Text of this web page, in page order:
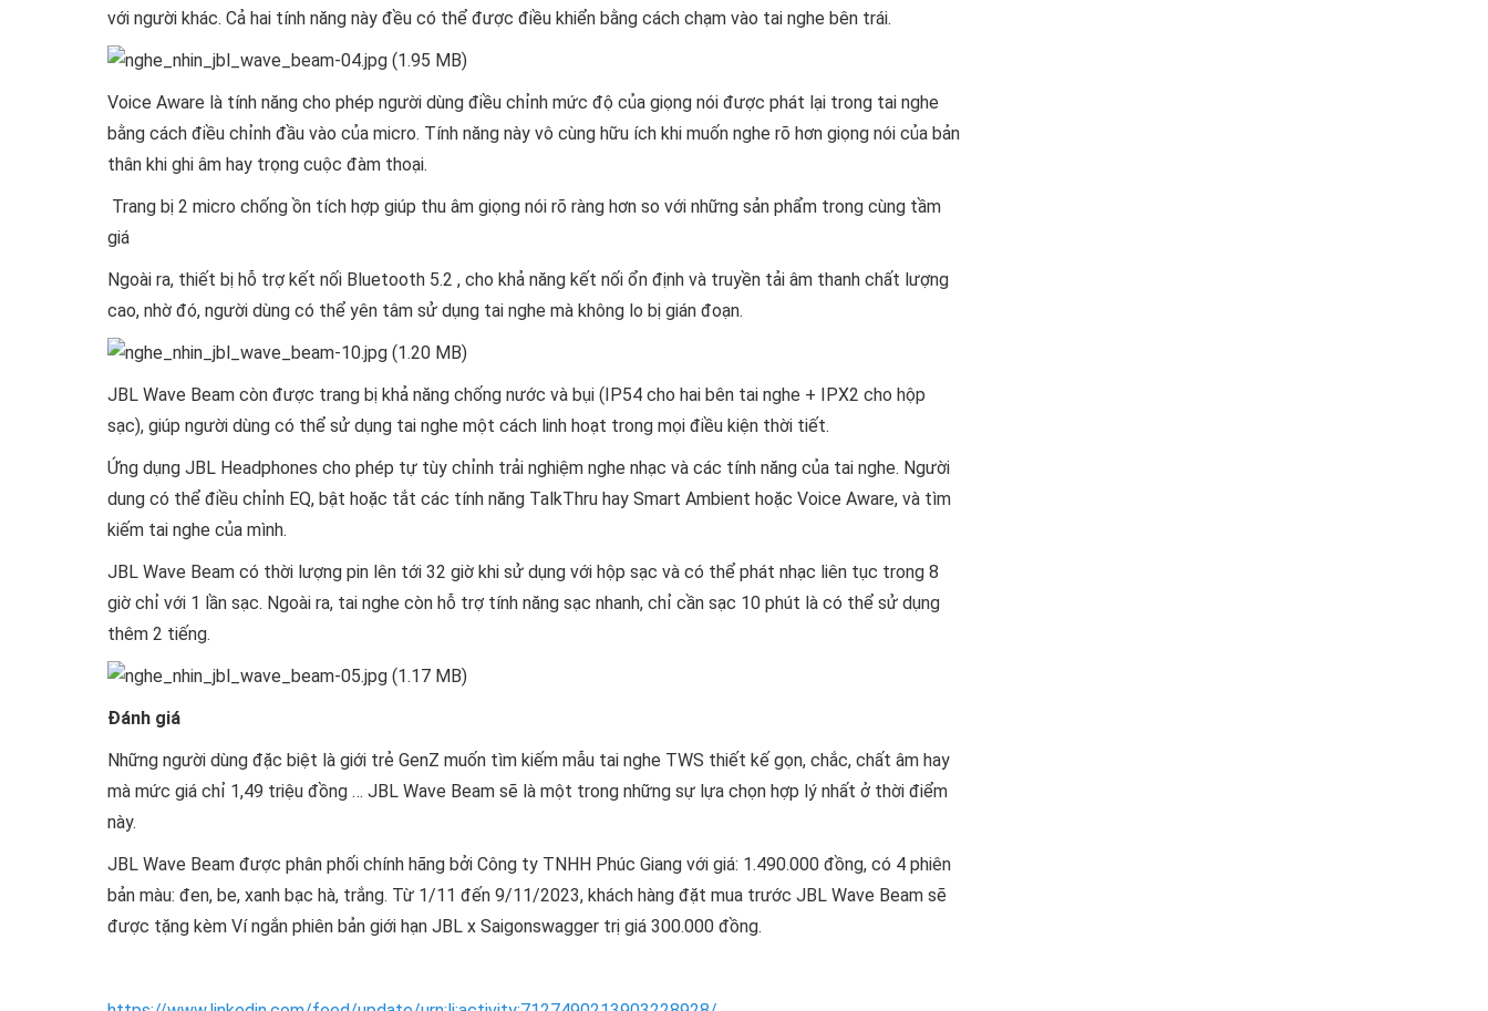
với người khác. Cả hai tính năng này đều có thể được điều khiển bằng cách chạm vào tai nghe bên trái.
Voice Aware là tính năng cho phép người dùng điều chỉnh mức độ của giọng nói được phát lại trong tai nghe
bằng cách điều chỉnh đầu vào của micro. Tính năng này vô cùng hữu ích khi muốn nghe rõ hơn giọng nói của bản
thân khi ghi âm hay trọng cuộc đàm thoại.
Trang bị 2 micro chống ồn tích hợp giúp thu âm giọng nói rõ ràng hơn so với những sản phẩm trong cùng tầm
giá
Ngoài ra, thiết bị hỗ trợ kết nối Bluetooth 5.2 , cho khả năng kết nối ổn định và truyền tải âm thanh chất lượng
cao, nhờ đó, người dùng có thể yên tâm sử dụng tai nghe mà không lo bị gián đoạn.
JBL Wave Beam còn được trang bị khả năng chống nước và bụi (IP54 cho hai bên tai nghe + IPX2 cho hộp
sạc), giúp người dùng có thể sử dụng tai nghe một cách linh hoạt trong mọi điều kiện thời tiết.
Ứng dụng JBL Headphones cho phép tự tùy chỉnh trải nghiệm nghe nhạc và các tính năng của tai nghe. Người
dung có thể điều chỉnh EQ, bật hoặc tắt các tính năng TalkThru hay Smart Ambient hoặc Voice Aware, và tìm
kiếm tai nghe của mình.
JBL Wave Beam có thời lượng pin lên tới 32 giờ khi sử dụng với hộp sạc và có thể phát nhạc liên tục trong 8
giờ chỉ với 1 lần sạc. Ngoài ra, tai nghe còn hỗ trợ tính năng sạc nhanh, chỉ cần sạc 10 phút là có thể sử dụng
thêm 2 tiếng.
Đánh giá
Những người dùng đặc biệt là giới trẻ GenZ muốn tìm kiếm mẫu tai nghe TWS thiết kế gọn, chắc, chất âm hay
mà mức giá chỉ 1,49 triệu đồng … JBL Wave Beam sẽ là một trong những sự lựa chọn hợp lý nhất ở thời điểm
này.
JBL Wave Beam được phân phối chính hãng bởi Công ty TNHH Phúc Giang với giá: 1.490.000 đồng, có 4 phiên
bản màu: đen, be, xanh bạc hà, trắng. Từ 1/11 đến 9/11/2023, khách hàng đặt mua trước JBL Wave Beam sẽ
được tặng kèm Ví ngắn phiên bản giới hạn JBL x Saigonswagger trị giá 300.000 đồng.